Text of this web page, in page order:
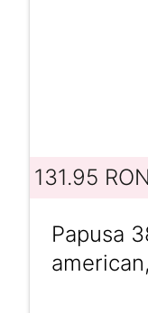
131.95 RON
Papusa